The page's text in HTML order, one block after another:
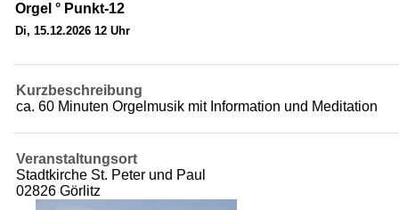
Orgel ° Punkt-12
Di, 15.12.2026 12 Uhr
Kurzbeschreibung
ca. 60 Minuten Orgelmusik mit Information und Meditation
Veranstaltungsort
Stadtkirche St. Peter und Paul
02826 Görlitz